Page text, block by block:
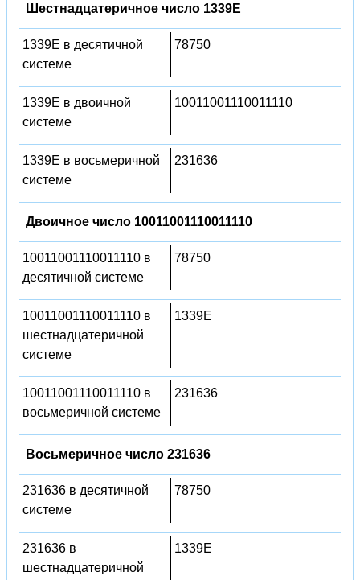
Шестнадцатеричное число 1339E
1339E в десятичной
системе
78750
1339E в двоичной
системе
10011001110011110
1339E в восьмеричной
системе
231636
Двоичное число 10011001110011110
10011001110011110 в
десятичной системе
78750
10011001110011110 в
шестнадцатеричной
системе
1339E
10011001110011110 в
восьмеричной системе
231636
Восьмеричное число 231636
231636 в десятичной
системе
78750
231636 в
шестнадцатеричной
1339E